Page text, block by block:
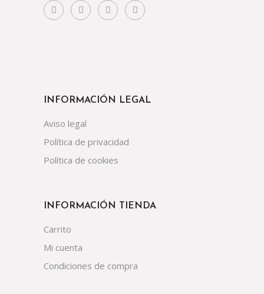
INFORMACIÓN LEGAL
Aviso legal
Política de privacidad
Política de cookies
INFORMACIÓN TIENDA
Carrito
Mi cuenta
Condiciones de compra